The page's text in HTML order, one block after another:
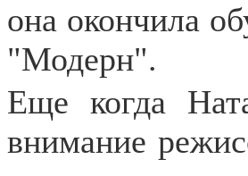
она окончила
"Модерн".
Еще когда
внимание